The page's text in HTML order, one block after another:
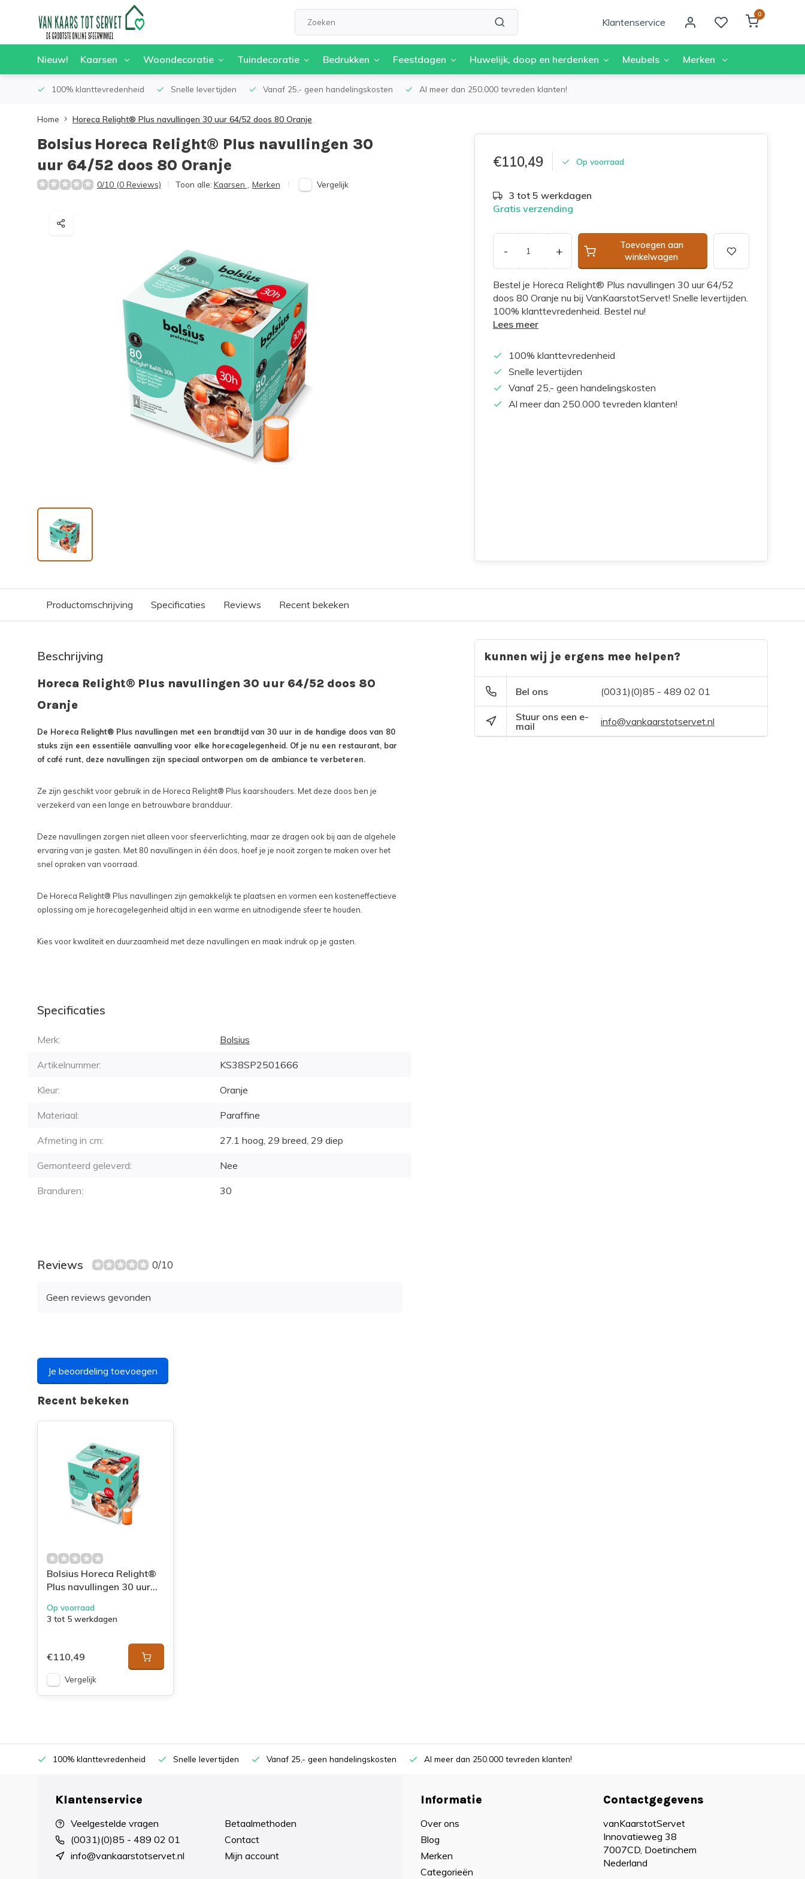
Klantenservice
0
Nieuw! Kaarsen Woondecoratie Tuindecoratie Bedrukken Feestdagen Huwelijk, doop en herdenken Meubels Merken
100% klanttevredenheid Snelle levertijden Vanaf 25,- geen handelingskosten Al meer dan 250.000 tevreden klanten!
Home Horeca Relight® Plus navullingen 30 uur 64/52 doos 80 Oranje
Bolsius Horeca Relight® Plus navullingen 30
uur 64/52 doos 80 Oranje
0/10 (0 Reviews) Toon alle: Kaarsen Merken Vergelijk
€110,49 Op voorraad
3 tot 5 werkdagen
Gratis verzending
- +
Toevoegen aan
winkelwagen
Bestel je Horeca Relight® Plus navullingen 30 uur 64/52
doos 80 Oranje nu bij VanKaarstotServet! Snelle levertijden.
100% klanttevredenheid. Bestel nu!
Lees meer
100% klanttevredenheid
Snelle levertijden
Vanaf 25,- geen handelingskosten
Al meer dan 250.000 tevreden klanten!
Productomschrijving Specificaties Reviews Recent bekeken
Beschrijving
Horeca Relight® Plus navullingen 30 uur 64/52 doos 80
Oranje
De Horeca Relight® Plus navullingen met een brandtijd van 30 uur in de handige doos van 80
stuks zijn een essentiële aanvulling voor elke horecagelegenheid. Of je nu een restaurant, bar
of café runt, deze navullingen zijn speciaal ontworpen om de ambiance te verbeteren.
Ze zijn geschikt voor gebruik in de Horeca Relight® Plus kaarshouders. Met deze doos ben je
verzekerd van een lange en betrouwbare brandduur.
Deze navullingen zorgen niet alleen voor sfeerverlichting, maar ze dragen ook bij aan de algehele
ervaring van je gasten. Met 80 navullingen in één doos, hoef je je nooit zorgen te maken over het
snel opraken van voorraad.
De Horeca Relight® Plus navullingen zijn gemakkelijk te plaatsen en vormen een kosteneffectieve
oplossing om je horecagelegenheid altijd in een warme en uitnodigende sfeer te houden.
Kies voor kwaliteit en duurzaamheid met deze navullingen en maak indruk op je gasten.
Specificaties
Merk: Bolsius
Artikelnummer: KS38SP2501666
Kleur: Oranje
Materiaal: Paraffine
Afmeting in cm: 27.1 hoog, 29 breed, 29 diep
Gemonteerd geleverd: Nee
Branduren: 30
Reviews 0/10
Geen reviews gevonden
Je beoordeling toevoegen
kunnen wij je ergens mee helpen?
Bel ons (0031)(0)85 - 489 02 01
Stuur ons een e-
mail
info@vankaarstotservet.nl
Recent bekeken
Bolsius Horeca Relight®
Plus navullingen 30 uur
Op voorraad
3 tot 5 werkdagen
€110,49
Vergelijk
100% klanttevredenheid Snelle levertijden Vanaf 25,- geen handelingskosten Al meer dan 250.000 tevreden klanten!
Klantenservice
Veelgestelde vragen
(0031)(0)85 - 489 02 01
info@vankaarstotservet.nl
Betaalmethoden
Contact
Mijn account
Informatie
Over ons
Blog
Merken
Categorieën
Contactgegevens
vanKaarstotServet
Innovatieweg 38
7007CD, Doetinchem
Nederland